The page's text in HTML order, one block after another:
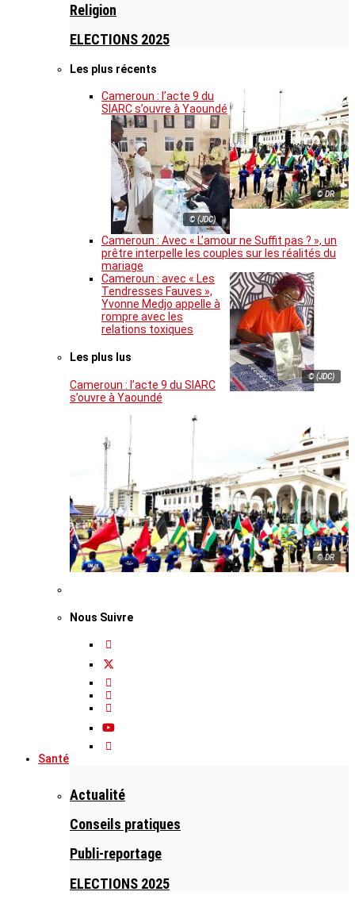
Religion
ELECTIONS 2025
Les plus récents
© DR
Cameroun : l’acte 9 du
SIARC s’ouvre à Yaoundé
© (JDC)
Cameroun : Avec « L’amour ne Suffit pas ? », un
prêtre interpelle les couples sur les réalités du
mariage
© (JDC)
Cameroun : avec « Les
Tendresses Fauves »,
Yvonne Medjo appelle à
rompre avec les
relations toxiques
Les plus lus
Cameroun : l’acte 9 du SIARC
s’ouvre à Yaoundé
© DR
Nous Suivre
Santé
Actualité
Conseils pratiques
Publi-reportage
ELECTIONS 2025